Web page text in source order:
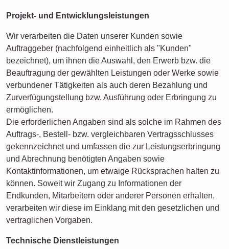
Projekt- und Entwicklungsleistungen
Wir verarbeiten die Daten unserer Kunden sowie
Auftraggeber (nachfolgend einheitlich als "Kunden"
bezeichnet), um ihnen die Auswahl, den Erwerb bzw. die
Beauftragung der gewählten Leistungen oder Werke sowie
verbundener Tätigkeiten als auch deren Bezahlung und
Zurverfügungstellung bzw. Ausführung oder Erbringung zu
ermöglichen.
Die erforderlichen Angaben sind als solche im Rahmen des
Auftrags-, Bestell- bzw. vergleichbaren Vertragsschlusses
gekennzeichnet und umfassen die zur Leistungserbringung
und Abrechnung benötigten Angaben sowie
Kontaktinformationen, um etwaige Rücksprachen halten zu
können. Soweit wir Zugang zu Informationen der
Endkunden, Mitarbeitern oder anderer Personen erhalten,
verarbeiten wir diese im Einklang mit den gesetzlichen und
vertraglichen Vorgaben.
Technische Dienstleistungen